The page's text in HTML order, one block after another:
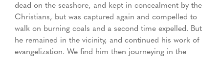
dead on the seashore, and kept in concealment by the
Christians, but was captured again and compelled to
walk on burning coals and a second time expelled. But
he remained in the vicinity, and continued his work of
evangelization. We find him then journeying in the